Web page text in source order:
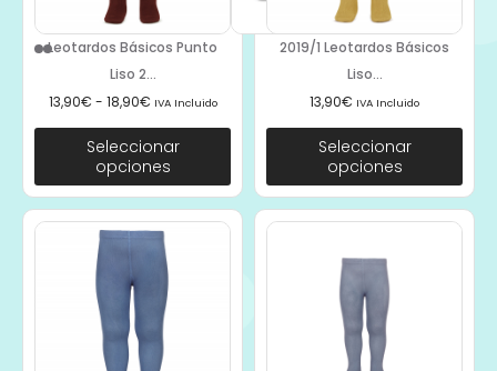
Leotardos Básicos Punto
Liso 2...
13,90€ - 18,90€ IVA Incluido
Seleccionar
opciones
2019/1 Leotardos Básicos
Liso...
13,90€ IVA Incluido
Seleccionar
opciones